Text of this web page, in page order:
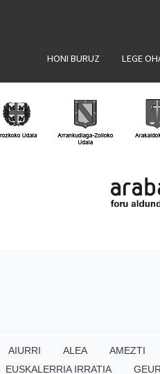
HONI BURUZ LEGE
AIURRI ALEA AMEZTI
EUSKALERRIA IRRATIA